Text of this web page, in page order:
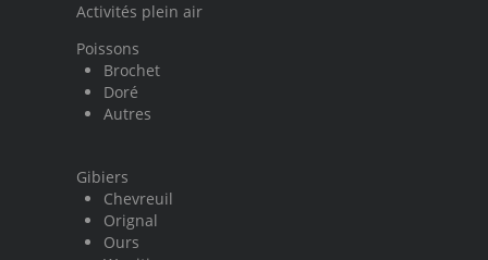
Activités plein air
Poissons
Brochet
Doré
Autres
Gibiers
Chevreuil
Orignal
Ours